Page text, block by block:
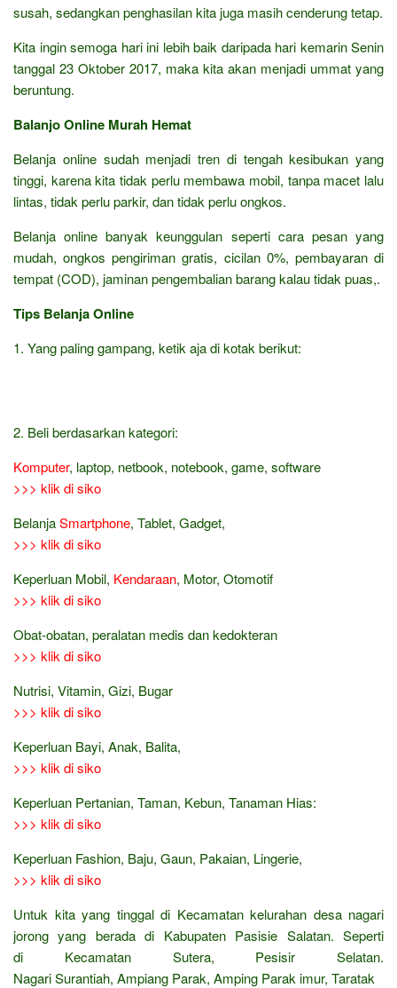
susah, sedangkan penghasilan kita juga masih cenderung tetap.
Kita ingin semoga hari ini lebih baik daripada hari kemarin Senin
tanggal 23 Oktober 2017, maka kita akan menjadi ummat yang
beruntung.
Balanjo Online Murah Hemat
Belanja online sudah menjadi tren di tengah kesibukan yang
tinggi, karena kita tidak perlu membawa mobil, tanpa macet lalu
lintas, tidak perlu parkir, dan tidak perlu ongkos.
Belanja online banyak keunggulan seperti cara pesan yang
mudah, ongkos pengiriman gratis, cicilan 0%, pembayaran di
tempat (COD), jaminan pengembalian barang kalau tidak puas,.
Tips Belanja Online
1. Yang paling gampang, ketik aja di kotak berikut:
2. Beli berdasarkan kategori:
Komputer, laptop, netbook, notebook, game, software
>>> klik di siko
BelanjaSmartphone, Tablet, Gadget,
>>> klik di siko
Keperluan Mobil, Kendaraan, Motor, Otomotif
>>> klik di siko
Obat-obatan, peralatan medis dan kedokteran
>>> klik di siko
Nutrisi, Vitamin, Gizi, Bugar
>>> klik di siko
Keperluan Bayi, Anak, Balita,
>>> klik di siko
Keperluan Pertanian, Taman, Kebun, Tanaman Hias:
>>> klik di siko
Keperluan Fashion, Baju, Gaun, Pakaian, Lingerie,
>>> klik di siko
Untuk kita yang tinggal di Kecamatan kelurahan desa nagari
jorong yang berada di Kabupaten Pasisie Salatan. Seperti
di Kecamatan Sutera, Pesisir Selatan.
Nagari Surantiah, Ampiang Parak, Amping Parak imur, Taratak